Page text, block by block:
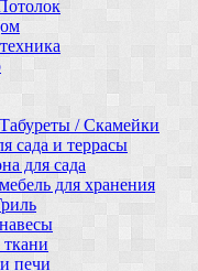
/ Скамейки
сада и террасы
для сада
для хранения
печи